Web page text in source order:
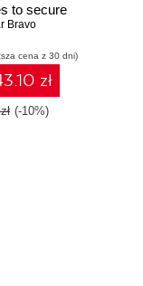
to secure
Linux,
Bravo
cena z 30 dni)
zł
(-10%)